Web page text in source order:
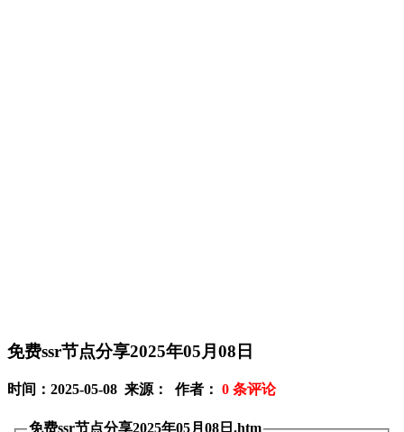
免费ssr节点分享2025年05月08日
时间：2025-05-08 来源： 作者： 0 条评论
免费ssr节点分享2025年05月08日.htm